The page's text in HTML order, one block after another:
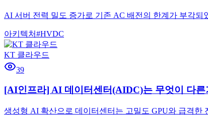
AI 서버 전력 밀도 증가로 기존 AC 배전의 한계가 부각
아키텍처#HVDC
KT 클라우드
39
[AI인프라] AI 데이터센터(AIDC)는 무엇이 다
생성형 AI 확산으로 데이터센터는 고밀도 GPU와 급격